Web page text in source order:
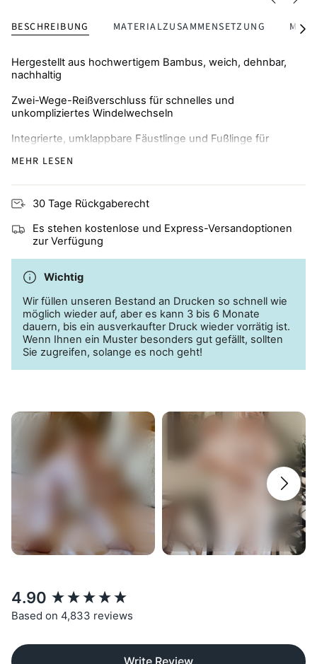
BESCHREIBUNG MATERIALZUSAMMENSETZUNG Alle
Hergestellt aus hochwertigem Bambus, weich, dehnbar,
nachhaltig
Zwei-Wege-Reißverschluss für schnelles und
unkompliziertes Windelwechseln
Integrierte, umklappbare Fäustlinge und Fußlinge für
neigende Haut
MEHR LESEN
30 Tage Rückgaberecht
Es stehen kostenlose und Express-Versandoptionen
zur Verfügung
Wichtig
Wir füllen unseren Bestand an Drucken so schnell wie
möglich wieder auf, aber es kann 3 bis 6 Monate
dauern, bis ein ausverkaufter Druck wieder vorrätig ist.
Wenn Ihnen ein Muster besonders gut gefällt, sollten
Sie zugreifen, solange es noch geht!
4.90
Based on 4,833 reviews
New content loaded